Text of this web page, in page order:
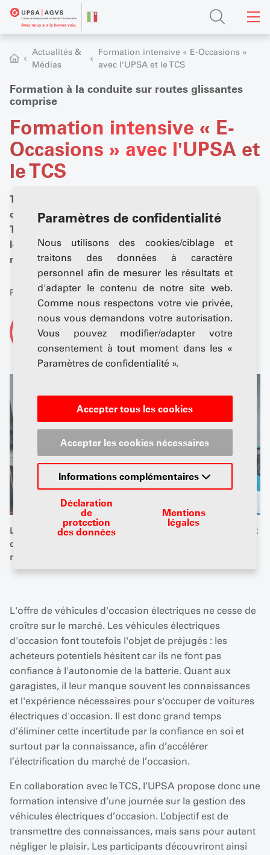
Paramètres de confidentialité
Nous utilisons des cookies/ciblage et
traitons des données à caractère
personnel afin de mesurer les résultats et
d'adapter le contenu de notre site web.
Comme nous respectons votre vie privée,
nous vous demandons votre autorisation.
Vous pouvez modifier/adapter votre
consentement à tout moment dans les «
Paramètres de confidentialité ».
Accepter tous les cookies
Accepter les cookies nécessaires
Informations complémentaires
Déclaration
de
protection
des données
Mentions
légales
Actualités &
Médias
Formation intensive « E-Occasions »
avec l'UPSA et le TCS
Formation à la conduite sur routes glissantes
comprise
Formation intensive « E-
Occasions » avec l'UPSA et
le TCS
Transformez vos doutes en opportunités
commerciales. En collaboration avec les experts du
TCS, nous vous expliquons ce qui compte vraiment
lorsqu'il s'agit de voitures électriques d'occasion. De
manière concrète, directe et dans la bonne humeur.
Publié: 11 mai 2026
De
AGVS-Newsdesk
La formation intensive proposée par l'UPSA et le TCS permet
d'acquérir de nombreuses connaissances sans pour autant
négliger le plaisir. Photo : OFEN
L'offre de véhicules d'occasion électriques ne cesse de
croître sur le marché. Les véhicules électriques
d'occasion font toutefois l'objet de préjugés : les
acheteurs potentiels hésitent car ils ne font pas
confiance à l'autonomie de la batterie. Quant aux
garagistes, il leur manque souvent les connaissances
et l'expérience nécessaires pour s'occuper de voitures
électriques d'occasion. Il est donc grand temps
d’éliminer cette incertitude par la confiance en soi et
surtout par la connaissance, afin d’accélérer
l’électrification du marché de l’occasion.
En collaboration avec le TCS, l’UPSA propose donc une
formation intensive d’une journée sur la gestion des
véhicules électriques d’occasion. L’objectif est de
transmettre des connaissances, mais sans pour autant
négliger le plaisir. Les participants découvriront ainsi